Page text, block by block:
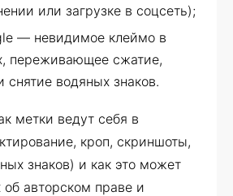
или загрузке в соцсеть);
— невидимое клеймо в
переживающее сжатие,
снятие водяных знаков.
метки ведут себя в
кроп, скриншоты,
знаков) и как это может
об авторском праве и